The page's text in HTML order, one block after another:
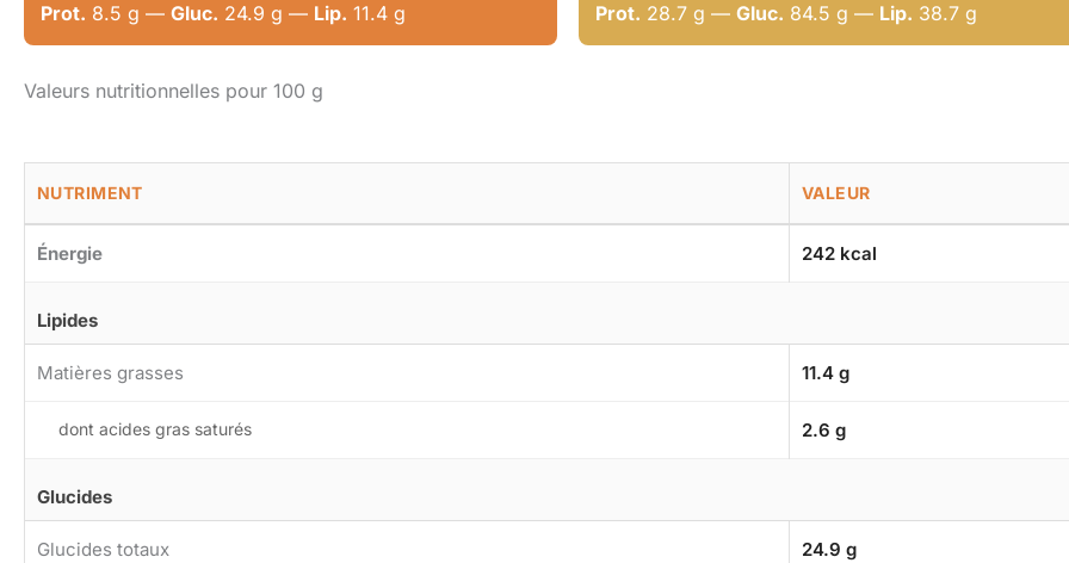
Prot. 8.5 g — Gluc. 24.9 g — Lip. 11.4 g Prot. 28.7 g —Gluc. 84.5 g — Lip. 38.7 g
Valeurs nutritionnelles pour 100 g
NUTRIMENT VALEUR
Énergie 242 kcal
Lipides
Matières grasses 11.4 g
dont acides gras saturés 2.6 g
Glucides
Glucides totaux 24.9 g